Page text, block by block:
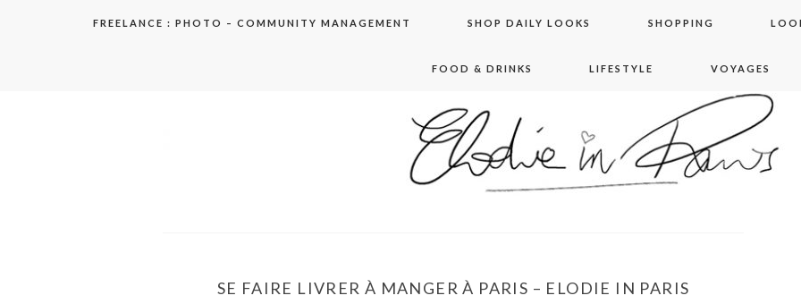
FREELANCE : PHOTO – COMMUNITY MANAGEMENT SHOP DAILY LOOKS SHOPPING
FOOD & DRINKS LIFESTYLE VOYAGES
elodie in paris
SE FAIRE LIVRER À MANGER À PARIS – ELODIE IN PARIS